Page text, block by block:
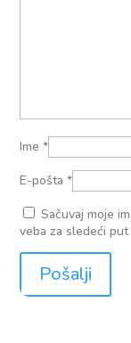
Ime*
E-pošta*
Sačuvaj moje
veba za sledeći